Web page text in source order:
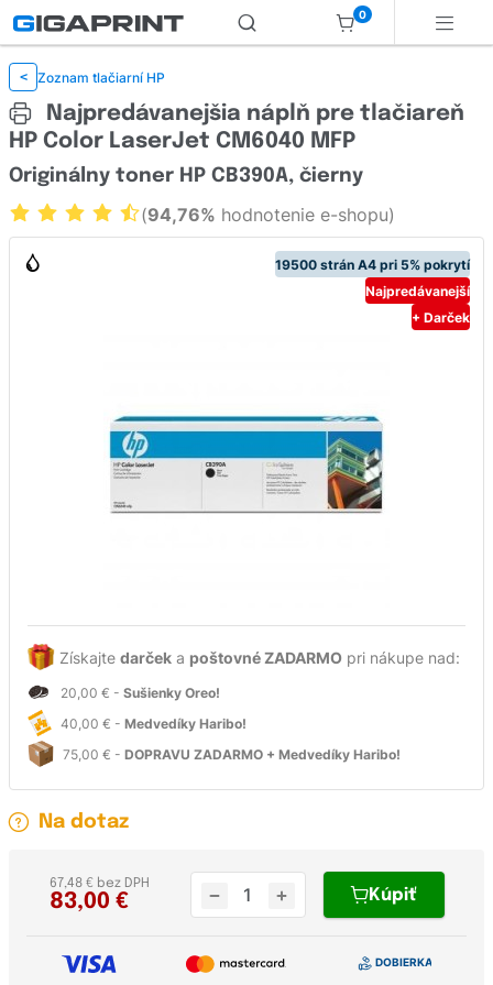
0
< Zoznam tlačiarní HP
Najpredávanejšia náplň pre tlačiareň
HP Color LaserJet CM6040 MFP
19500 strán A4 pri 5% pokrytí
Najpredávanejší
+ Darček
Získajte darček a poštovné ZADARMO pri nákupe nad:
20,00 € - Sušienky Oreo!
40,00 € - Medvedíky Haribo!
75,00 € - DOPRAVU ZADARMO + Medvedíky Haribo!
Originálny toner HP CB390A, čierny
(94,76% hodnotenie e-shopu)
Na dotaz
83,00 €
67,48 € bez DPH
Kúpiť